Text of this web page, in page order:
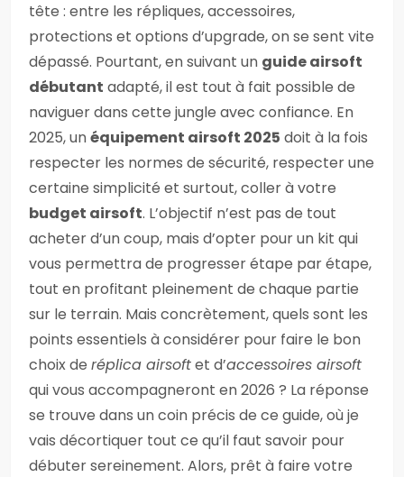
tête : entre les répliques, accessoires,
protections et options d’upgrade, on se sent vite
dépassé. Pourtant, en suivant un guide airsoft
débutant adapté, il est tout à fait possible de
naviguer dans cette jungle avec confiance. En
2025, unéquipement airsoft 2025 doit à la fois
respecter les normes de sécurité, respecter une
certaine simplicité et surtout, coller à votre
budget airsoft. L’objectif n’est pas de tout
acheter d’un coup, mais d’opter pour un kit qui
vous permettra de progresser étape par étape,
tout en profitant pleinement de chaque partie
sur le terrain. Mais concrètement, quels sont les
points essentiels à considérer pour faire le bon
choix de réplica airsoftet d’accessoires airsoft
qui vous accompagneront en 2026 ? La réponse
se trouve dans un coin précis de ce guide, où je
vais décortiquer tout ce qu’il faut savoir pour
débuter sereinement. Alors, prêt à faire votre